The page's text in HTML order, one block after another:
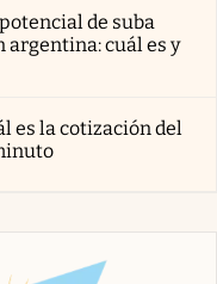
de suba
argentina: cuál es y
es la cotización del